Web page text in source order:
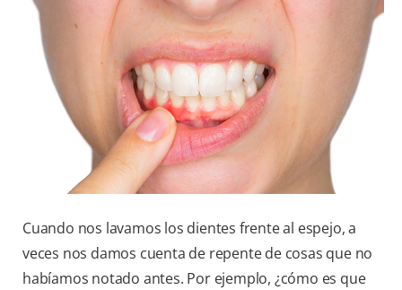
CUPONES
DÓNDE COMPRAR
VE (ES)
SUSCRÍBETE
Cuando nos lavamos los dientes frente al espejo, a
veces nos damos cuenta de repente de cosas que no
habíamos notado antes. Por ejemplo, ¿cómo es que